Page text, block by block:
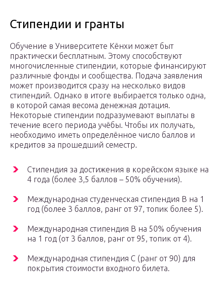
Стипендии и гранты
Обучение в Университете Кёнхи может быт
практически бесплатным. Этому способствуют
многочисленные стипендии, которые финансируют
различные фонды и сообщества. Подача заявления
может производится сразу на несколько видов
стипендий. Однако в итоге выбирается только одна,
в которой самая весома денежная дотация.
Некоторые стипендии подразумевают выплаты в
течение всего периода учёбы. Чтобы их получать,
необходимо иметь определённое число баллов и
кредитов за прошедший семестр.
Стипендия за достижения в корейском языке на
4 года (более 3,5 баллов – 50% обучения).
Международная студенческая стипендия В на 1
год (более 3 баллов, ранг от 97, топик более 5).
Международная стипендия В на 50% обучения
на 1 год (от 3 баллов, ранг от 95, топик от 4).
Международная стипендия С (ранг от 90) для
покрытия стоимости входного билета.